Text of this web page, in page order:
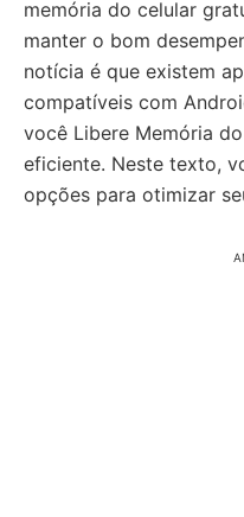
memória do celular
manter o bom
notícia é que existem
compatíveis com
você Libere Memória
eficiente. Neste texto,
opções para otimizar